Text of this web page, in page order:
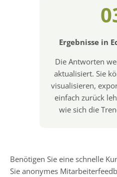
Ergebnisse in
Die Antworten
aktualisiert. Sie
visualisieren,
einfach zurück
wie sich die
Benötigen Sie eine schnelle
Sie anonymes